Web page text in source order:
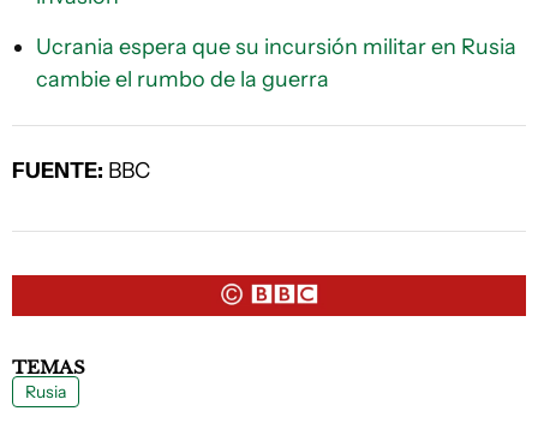
Ucrania espera que su incursión militar en Rusia
cambie el rumbo de la guerra
FUENTE: BBC
TEMAS
Rusia